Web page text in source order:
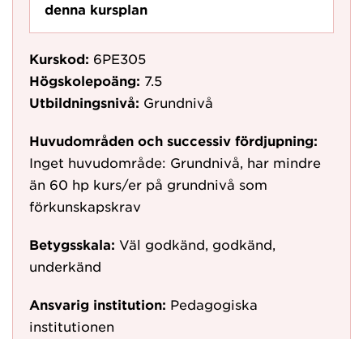
denna kursplan
Kurskod: 6PE305
Högskolepoäng: 7.5
Utbildningsnivå: Grundnivå
Huvudområden och successiv fördjupning:
Inget huvudområde: Grundnivå, har mindre
än 60 hp kurs/er på grundnivå som
förkunskapskrav
Betygsskala: Väl godkänd, godkänd,
underkänd
Ansvarig institution: Pedagogiska
institutionen